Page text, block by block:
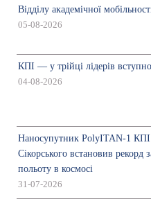
Відділу академічної
05-08-2026
КПІ — у трійці лідерів
04-08-2026
Наносупутник PolyITAN-1 КПІ
Сікорського встановив рекорд
польоту в космосі
31-07-2026